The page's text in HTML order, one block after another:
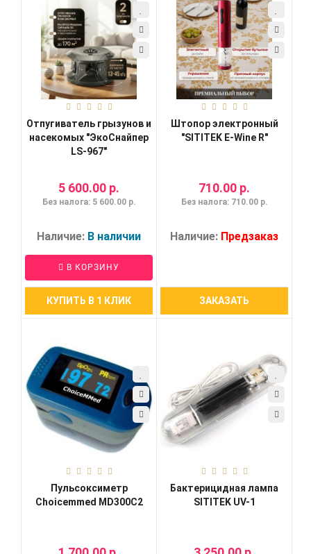
Отпугиватель грызунов и
насекомых "ЭкоСнайпер
LS-967"
5 600.00 р.
Без налога: 5 600.00 р.
Наличие: В наличии
В КОРЗИНУ
КУПИТЬ В 1 КЛИК
Штопор электронный
"SITITEK E-Wine R"
710.00 р.
Без налога: 710.00 р.
Наличие: Предзаказ
ЗАКАЗАТЬ
Пульсоксиметр
Choicemmed MD300C2
Бактерицидная лампа
SITITEK UV-1